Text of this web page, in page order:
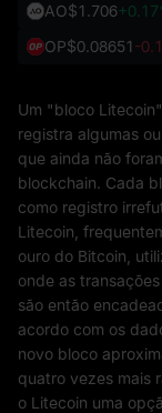
AO$1.706
OP$0.08651 -
Um "bloco
registra algumas
que ainda não
blockchain. Cada
como registro
Litecoin,
ouro do Bitcoin,
onde as
são então
acordo com os
novo bloco
quatro vezes mais
o Litecoin uma